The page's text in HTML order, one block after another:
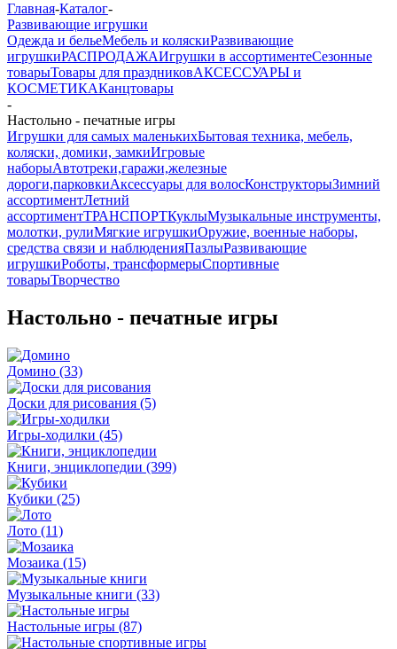
Главная-Каталог-
Развивающие игрушки
Одежда и бельеМебель и коляскиРазвивающие
игрушкиРАСПРОДАЖАИгрушки в ассортиментеСезонные
товарыТовары для праздниковАКСЕССУАРЫ и
КОСМЕТИКАКанцтовары
-
Настольно - печатные игры
Игрушки для самых маленькихБытовая техника, мебель,
коляски, домики, замкиИгровые
наборыАвтотреки,гаражи,железные
дороги,парковкиАксессуары для волосКонструкторыЗимний
ассортиментЛетний
ассортиментТРАНСПОРТКуклыМузыкальные инструменты,
молотки, рулиМягкие игрушкиОружие, военные наборы,
средства связи и наблюденияПазлыРазвивающие
игрушкиРоботы, трансформерыСпортивные
товарыТворчество
Настольно - печатные игры
Домино (33)
Доски для рисования (5)
Игры-ходилки (45)
Книги, энциклопедии (399)
Кубики (25)
Лото (11)
Мозаика (15)
Музыкальные книги (33)
Настольные игры (87)